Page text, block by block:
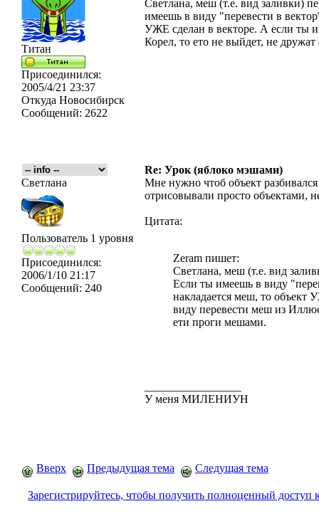
Титан
Присоединился:
2005/4/21 23:37
Откуда Новосибирск
Сообщений: 2622
Светлана, меш (т.е. вид заливки)
имеешь в виду "перевести в
УЖЕ сделан в векторе. А если ты
Корел, то ето не выйдет, не
Re: Урок (яблоко мэшами)
Светлана
Пользователь 1 уровня
Присоединился:
2006/1/10 21:17
Сообщений: 240
Мне нужно чтоб объект
отрисовывали просто объектами,
Цитата:
Zeram пишет:
Светлана, меш (т.е. вид
Если ты имеешь в виду
накладается меш, то объект
виду перевести меш из
ети проги мешами.
У меня МИЛЕНИУН
Вверх Предыдущая тема Следущая тема
Зарегистрируйтесь, чтобы получить полноценный доступ